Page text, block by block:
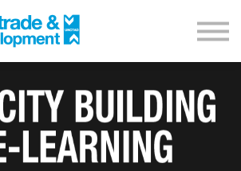
NTFC Database
Blog
Sign in